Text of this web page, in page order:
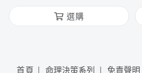
選購
首頁 命理決策系列 免責聲明